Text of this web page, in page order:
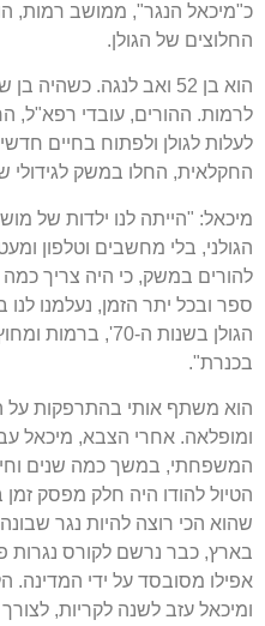
כ"מיכאל הנגר", ממושב רמות,
החלוצים של הגולן.
הוא בן ואב לנגה. כשהיה בן
לרמות. ההורים, עובדי רפא"ל,
לעלות לגולן ולפתוח בחיים
החקלאית, החלו במשק
מיכאל: "הייתה לנו ילדות של
הגולני, בלי מחשבים וטלפון ומעט
להורים במשק, כי היה צריך כמה
ספר ובכל יתר הזמן, נעלמנו
הגולן בשנות ה-70', ברמות
בכנרת".
הוא משתף אותי בהתרפקות על
ומופלאה. אחרי הצבא, מיכאל
המשפחתי, במשך כמה שנים
הטיול להודו היה חלק מפסק זמן
שהוא הכי רוצה להיות נגר
בארץ, כבר נרשם לקורס נגרות
אפילו מסובסד על ידי המדינה.
ומיכאל עזב לשנה לקריות,